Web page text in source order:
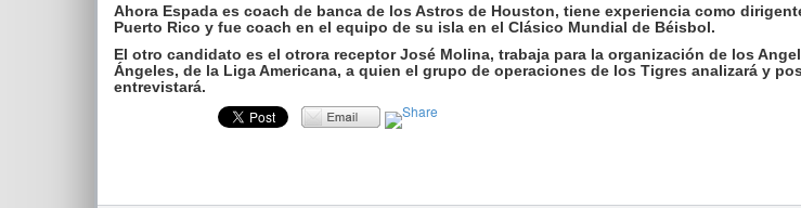
Ahora Espada es coach de banca de los Astros de Houston, tiene experiencia como
Puerto Rico y fue coach en el equipo de su isla en el Clásico Mundial de Béisbol.
El otro candidato es el otrora receptor José Molina, trabaja para la organización de los
Ángeles, de la Liga Americana, a quien el grupo de operaciones de los Tigres analizará y
entrevistará.